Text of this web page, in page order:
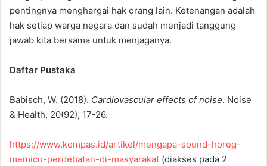
pentingnya menghargai hak orang lain. Ketenangan adalah
hak setiap warga negara dan sudah menjadi tanggung
jawab kita bersama untuk menjaganya.
Daftar Pustaka
Babisch, W. (2018). Cardiovascular effects of noise. Noise
& Health, 20(92), 17-26.
https://www.kompas.id/artikel/mengapa-sound-horeg-
memicu-perdebatan-di-masyarakat (diakses pada 2